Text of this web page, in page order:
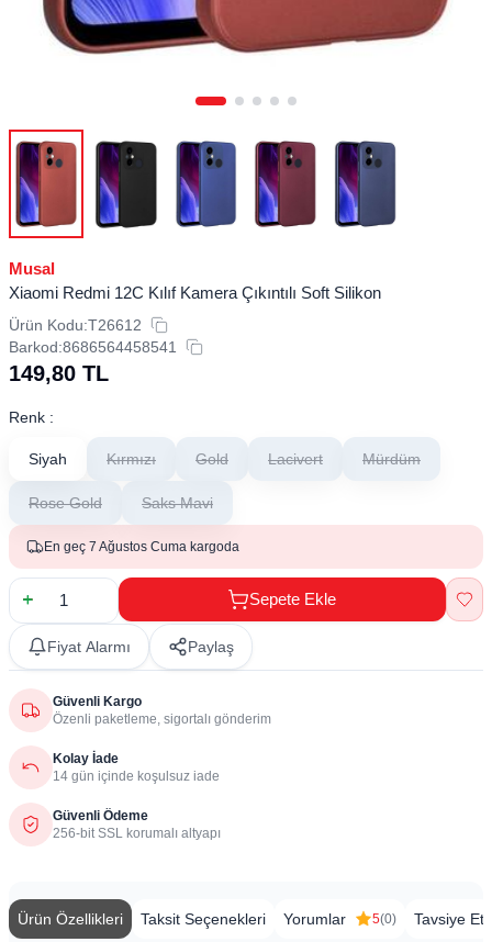
Musal
Xiaomi Redmi 12C Kılıf Kamera Çıkıntılı Soft Silikon
Ürün Kodu:T26612
Barkod:8686564458541
149,80 TL
Renk :
Siyah Kırmızı Gold Lacivert Mürdüm
Rose Gold Saks Mavi
En geç 7 Ağustos Cuma kargoda
Sepete Ekle
Fiyat Alarmı Paylaş
Güvenli Kargo
Özenli paketleme, sigortalı gönderim
Kolay İade
14 gün içinde koşulsuz iade
Güvenli Ödeme
256-bit SSL korumalı altyapı
Ürün Özellikleri Taksit Seçenekleri Yorumlar 5(0) Tavsiye Et